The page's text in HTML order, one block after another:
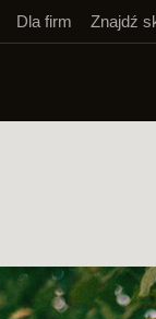
Dla firm Znajdź